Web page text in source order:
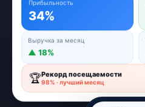
Прибыльность
34%
Выручка за месяц
▲ 18%
🏆Рекорд посещаемости
98% · лучший месяц